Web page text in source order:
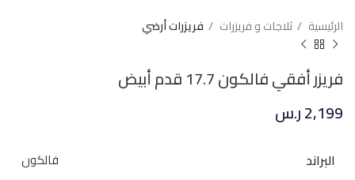
الرئيسية ثلاجات و فريزرات فريزرات أرضي
فريزر أفقي فالكون 17.7 قدم أبيض
2,199ر.س
البراند فالكون